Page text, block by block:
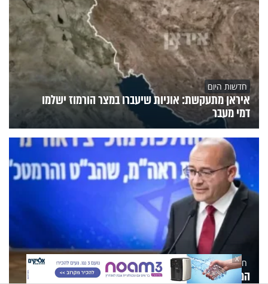
חדשות היום
איראן מתעקשת: אוניות שיעברו במצר הורמוז ישלמו
דמי מעבר
חדשות היום
המוסד: הודחו שני בכירים בשל הכישלון בתוכנית
X